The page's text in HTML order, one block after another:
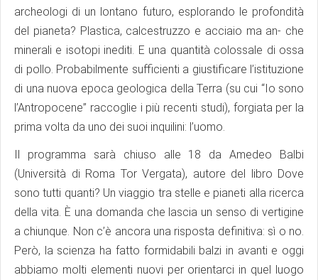
archeologi di un lontano futuro, esplorando le profondità
del pianeta? Plastica, calcestruzzo e acciaio ma an- che
minerali e isotopi inediti. E una quantità colossale di ossa
di pollo. Probabilmente sufficienti a giustificare l’istituzione
di una nuova epoca geologica della Terra (su cui “Io sono
l’Antropocene” raccoglie i più recenti studi), forgiata per la
prima volta da uno dei suoi inquilini: l’uomo.
Il programma sarà chiuso alle 18 da Amedeo Balbi
(Università di Roma Tor Vergata), autore del libro Dove
sono tutti quanti? Un viaggio tra stelle e pianeti alla ricerca
della vita. È una domanda che lascia un senso di vertigine
a chiunque. Non c’è ancora una risposta definitiva: sì o no.
Però, la scienza ha fatto formidabili balzi in avanti e oggi
abbiamo molti elementi nuovi per orientarci in quel luogo